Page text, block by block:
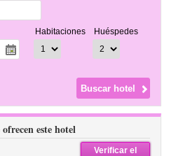
Habitaciones Huéspedes
este hotel
Verificar el